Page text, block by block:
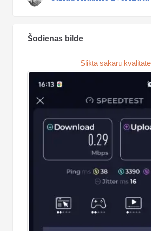
Šodienas bilde
Sliktā sakaru kvalitāte